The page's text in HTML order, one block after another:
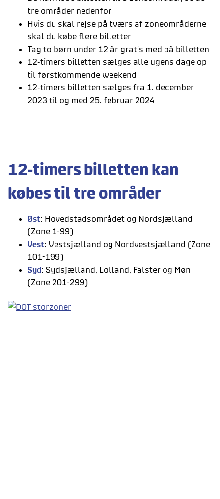
tre områder nedenfor
Hvis du skal rejse på tværs af zoneområderne
skal du købe flere billetter
Tag to børn under 12 år gratis med på billetten
12-timers billetten sælges alle ugens dage op
til førstkommende weekend
12-timers billetten sælges fra 1. december
2023 til og med 25. februar 2024
12-timers billetten kan
købes til tre områder
Øst: Hovedstadsområdet og Nordsjælland
(Zone 1-99)
Vest: Vestsjælland og Nordvestsjælland (Zone
101-199)
Syd: Sydsjælland, Lolland, Falster og Møn
(Zone 201-299)